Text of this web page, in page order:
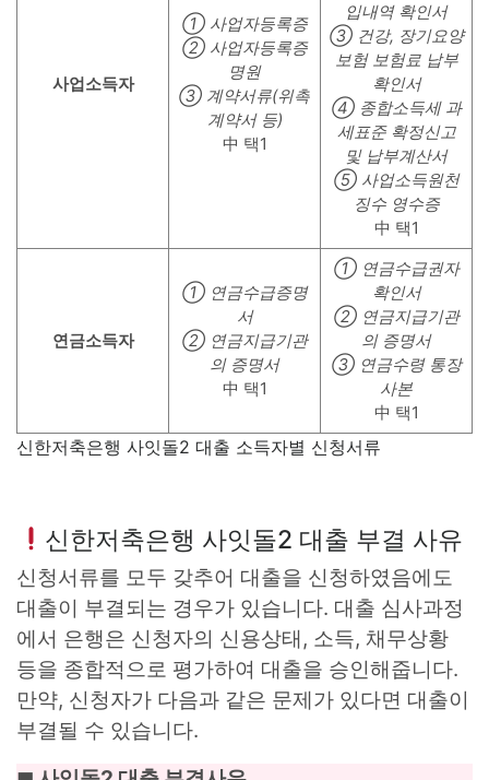
사업소득자
① 사업자등록증
② 사업자등록증
명원
③ 계약서류(위촉
계약서 등)
中 택1
입내역 확인서
③ 건강, 장기요양
보험 보험료 납부
확인서
④ 종합소득세 과
세표준 확정신고
및 납부계산서
⑤ 사업소득원천
징수 영수증
中 택1
연금소득자
① 연금수급증명
서
② 연금지급기관
의 증명서
中 택1
① 연금수급권자
확인서
② 연금지급기관
의 증명서
③ 연금수령 통장
사본
中 택1
신한저축은행 사잇돌2 대출 소득자별 신청서류
신한저축은행 사잇돌2 대출 부결 사유
신청서류를 모두 갖추어 대출을 신청하였음에도
대출이 부결되는 경우가 있습니다. 대출 심사과정
에서 은행은 신청자의 신용상태, 소득, 채무상황
등을 종합적으로 평가하여 대출을 승인해줍니다.
만약, 신청자가 다음과 같은 문제가 있다면 대출이
부결될 수 있습니다.